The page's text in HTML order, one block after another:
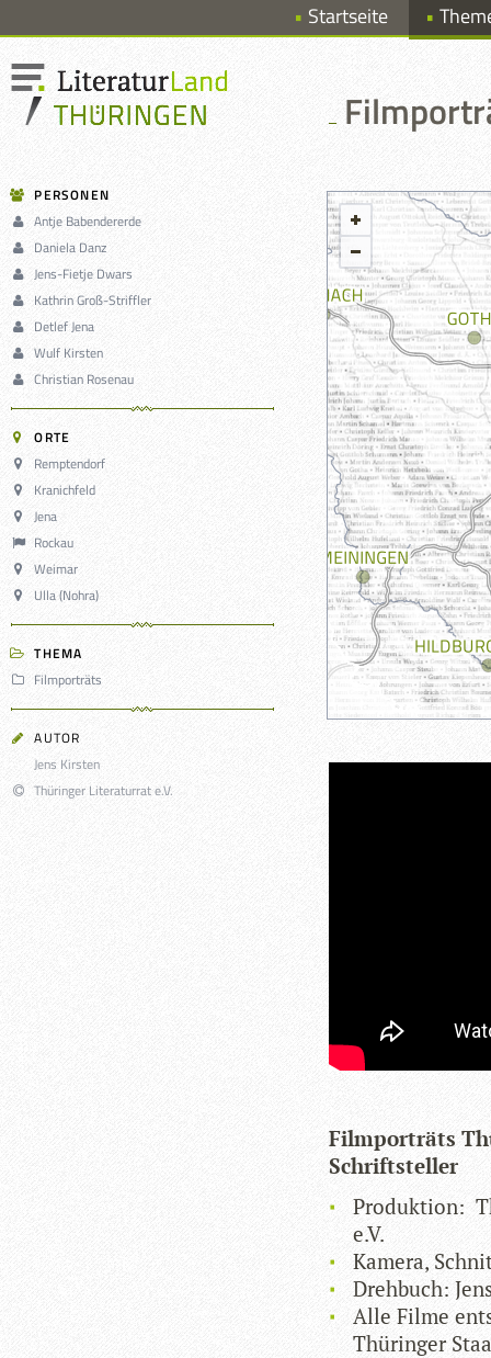
Startseite
PERSONEN
Antje Babendererde
Daniela Danz
Jens-Fietje Dwars
Kathrin Groß-Striffler
Detlef Jena
Wulf Kirsten
Christian Rosenau
ORTE
Remptendorf
Kranichfeld
Jena
Rockau
Weimar
Ulla (Nohra)
THEMA
Filmporträts
AUTOR
Jens Kirsten
Thüringer Literaturrat e.V.
Film­por­träts
Schriftsteller
Pro­duk­tion:
e.V.
Kamera,
Dreh­buch:
Alle Filme
Thü­rin­ger